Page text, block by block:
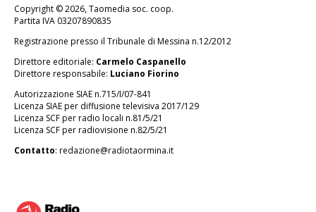
Copyright © 2026, Taomedia soc. coop.
Partita IVA 03207890835
Registrazione presso il Tribunale di Messina n.12/2012
Direttore editoriale: Carmelo Caspanello
Direttore responsabile: Luciano Fiorino
Autorizzazione SIAE n.715/I/07-841
Licenza SIAE per diffusione televisiva 2017/129
Licenza SCF per radio locali n.81/5/21
Licenza SCF per radiovisione n.82/5/21
Contatto: redazione@radiotaormina.it